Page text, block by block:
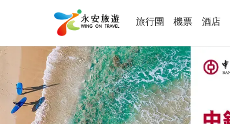
旅行團 機票 酒店